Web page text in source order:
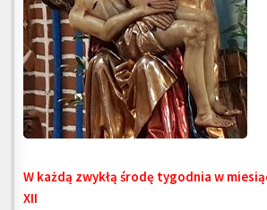
W każdą zwykłą środę tygodnia w
XII